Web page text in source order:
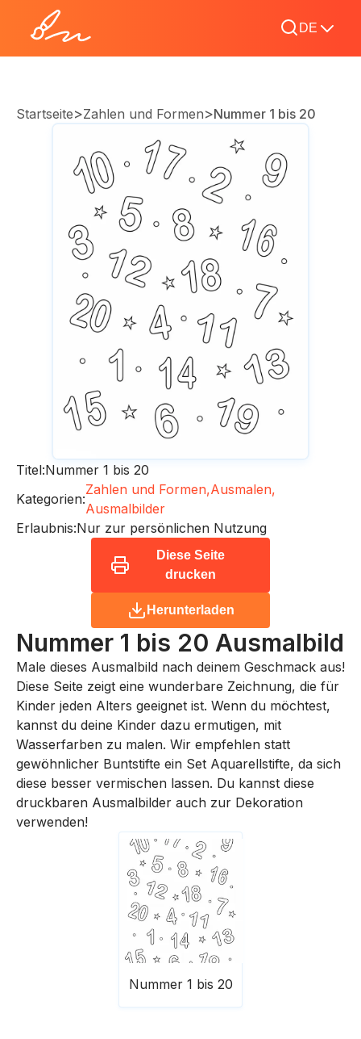
DE
Startseite>Zahlen und Formen>Nummer 1 bis 20
Titel:Nummer 1 bis 20
Kategorien:
Zahlen und Formen,Ausmalen,
Ausmalbilder
Erlaubnis:Nur zur persönlichen Nutzung
Diese Seite
drucken
Herunterladen
Nummer 1 bis 20 Ausmalbild
Male dieses Ausmalbild nach deinem Geschmack aus!
Diese Seite zeigt eine wunderbare Zeichnung, die für
Kinder jeden Alters geeignet ist. Wenn du möchtest,
kannst du deine Kinder dazu ermutigen, mit
Wasserfarben zu malen. Wir empfehlen statt
gewöhnlicher Buntstifte ein Set Aquarellstifte, da sich
diese besser vermischen lassen. Du kannst diese
druckbaren Ausmalbilder auch zur Dekoration
verwenden!
Nummer 1 bis 20